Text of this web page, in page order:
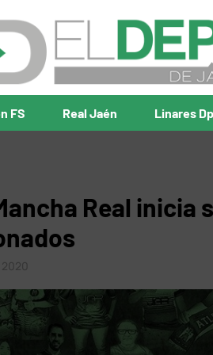
FS Real Jaén Linares
Real inicia